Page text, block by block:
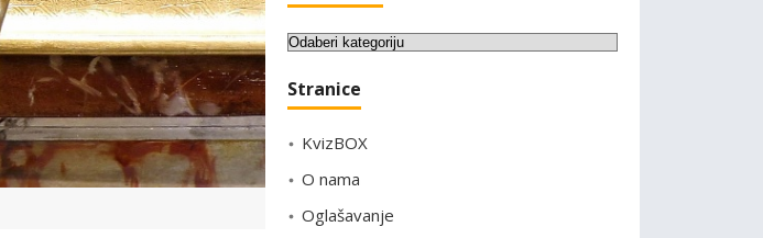
K
t
g
o
i
Stranice
KvizBOX
O nama
Oglašavanje